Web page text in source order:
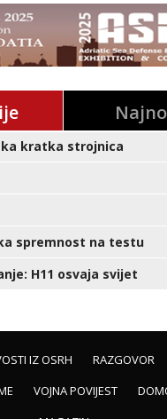
kratka strojnica
spremnost na testu
H11 osvaja svijet
IZ OSRH RAZGOVOR
VOJNA POVIJEST